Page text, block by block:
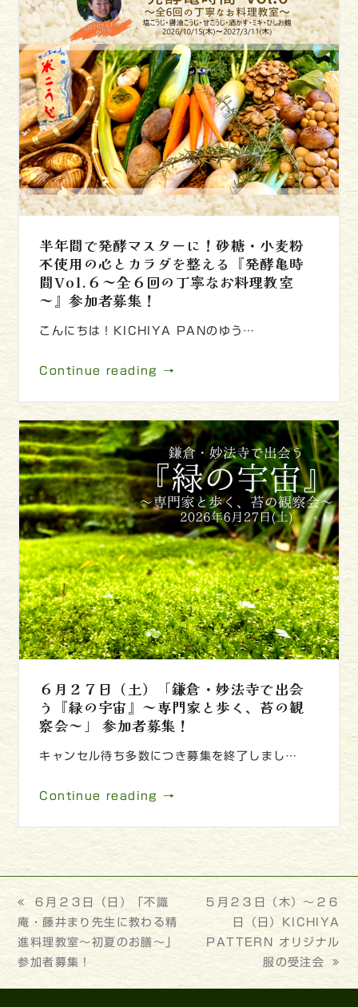
半年間で発酵マスターに！砂糖・小麦粉
不使用の心とカラダを整える『発酵亀時
間Vol.６～全６回の丁寧なお料理教室
～』参加者募集！
こんにちは！KICHIYA PANのゆう…
Continue reading →
６月２７日（土）「鎌倉・妙法寺で出会
う『緑の宇宙』～専門家と歩く、苔の観
察会～」 参加者募集！
キャンセル待ち多数につき募集を終了しまし…
Continue reading →
previous
post:
６月２３日（日）「不識
庵・藤井まり先生に教わる精
進料理教室～初夏のお膳～」
参加者募集！
next
post:
５月２３日（木）～２６
日（日）KICHIYA
PATTERN オリジナル
服の受注会